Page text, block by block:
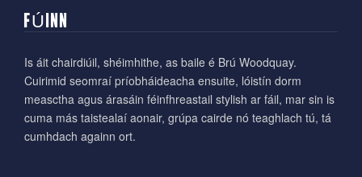
FÚINN
Is áit chairdiúil, shéimhithe, as baile é Brú Woodquay.
Cuirimid seomraí príobháideacha ensuite, lóistín dorm
measctha agus árasáin féinfhreastail stylish ar fáil, mar sin is
cuma más taistealaí aonair, grúpa cairde nó teaghlach tú, tá
cumhdach againn ort.